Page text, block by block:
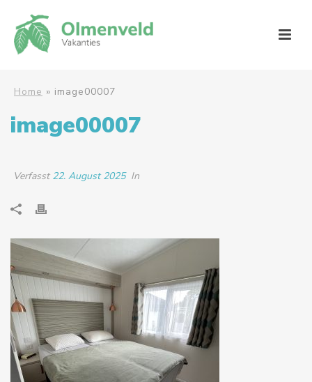
Home » image00007
image00007
Verfasst 22. August 2025 In